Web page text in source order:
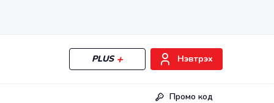
PLUS Нэвтрэх
Промо код